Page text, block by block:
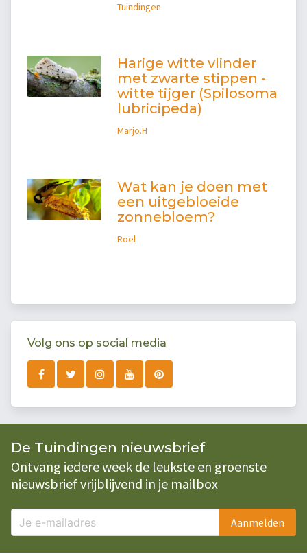
Tuindingen
Harige witte vlinder
met zwarte stippen -
witte tijger (Spilosoma
lubricipeda)
Marjo.H
Wat kan je doen met
een uitgebloeide
zonnebloem?
Roel
Volg ons op social media
De Tuindingen nieuwsbrief
Ontvang iedere week de leukste en groenste
nieuwsbrief vrijblijvend in je mailbox
Aanmelden